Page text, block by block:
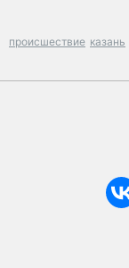
происшествие казань